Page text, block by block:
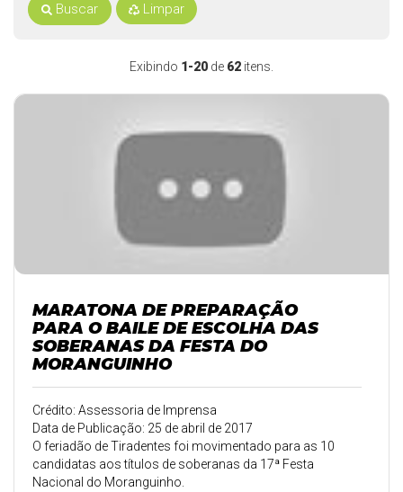
Exibindo 1-20 de 62 itens.
MARATONA DE PREPARAÇÃO
PARA O BAILE DE ESCOLHA DAS
SOBERANAS DA FESTA DO
MORANGUINHO
Crédito: Assessoria de Imprensa
Data de Publicação: 25 de abril de 2017
O feriadão de Tiradentes foi movimentado para as 10
candidatas aos títulos de soberanas da 17ª Festa
Nacional do Moranguinho.
Buscar Limpar